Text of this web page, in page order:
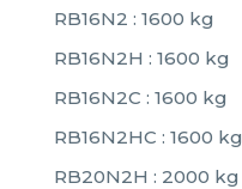
RB16N2 : 1600 kg
RB16N2H : 1600 kg
RB16N2C : 1600 kg
RB16N2HC : 1600 kg
RB20N2H : 2000 kg